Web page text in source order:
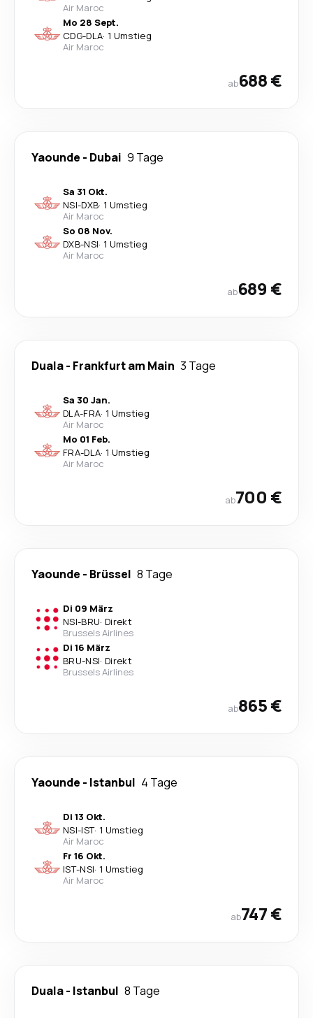
Air Maroc
Mo 28 Sept.
CDG-DLA· 1 Umstieg
Air Maroc
ab688 €
Yaounde - Dubai 9 Tage
Sa 31 Okt.
NSI-DXB· 1 Umstieg
Air Maroc
So 08 Nov.
DXB-NSI· 1 Umstieg
Air Maroc
ab689 €
Duala- Frankfurt am Main 3 Tage
Sa 30 Jan.
DLA-FRA· 1 Umstieg
Air Maroc
Mo 01 Feb.
FRA-DLA· 1 Umstieg
Air Maroc
ab700 €
Yaounde - Brüssel 8 Tage
Di 09 März
NSI-BRU· Direkt
Brussels Airlines
Di 16 März
BRU-NSI· Direkt
Brussels Airlines
ab865 €
Yaounde - Istanbul 4 Tage
Di 13 Okt.
NSI-IST· 1 Umstieg
Air Maroc
Fr 16 Okt.
IST-NSI· 1 Umstieg
Air Maroc
ab747 €
Duala- Istanbul 8 Tage